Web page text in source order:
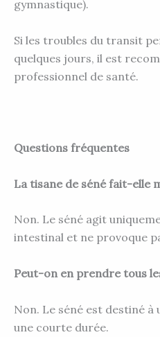
gymnastique).
Si les troubles du transit
quelques jours, il est
professionnel de santé.
Questions fréquentes
La tisane de séné fait-elle
Non. Le séné agit
intestinal et ne provoque
Peut-on en prendre tous
Non. Le séné est destiné à
une courte durée.